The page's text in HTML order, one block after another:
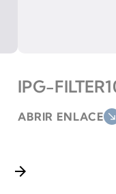
IPG-
ABRIR ENLACE
arrow_forward